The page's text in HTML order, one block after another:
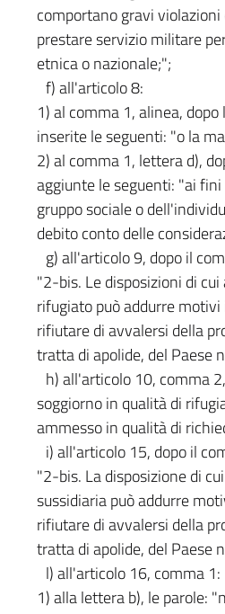
comportano gravi
prestare servizio militare
etnica o nazionale;";
f) all'articolo 8:
1) al comma 1, alinea,
inserite le seguenti: "o la
2) al comma 1, lettera d),
aggiunte le seguenti: "ai
gruppo sociale o
debito conto delle
g) all'articolo 9, dopo il
"2-bis. Le disposizioni di
rifugiato può addurre
rifiutare di avvalersi della
tratta di apolide, del Paese
h) all'articolo 10, comma
soggiorno in qualità di
ammesso in qualità di
i) all'articolo 15, dopo il
"2-bis. La disposizione di
sussidiaria può addurre
rifiutare di avvalersi della
tratta di apolide, del Paese
l) all'articolo 16, comma 1:
1) alla lettera b), le parole: